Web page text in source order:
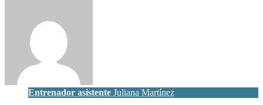
Entrenador asistente Juliana Martínez